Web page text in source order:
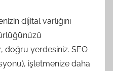
dijital varlığını
doğru yerdesiniz. SEO
işletmenize daha